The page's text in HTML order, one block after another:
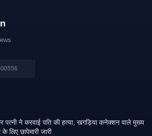
पत्नी ने करवाई पति की हत्या, खगड़िया कनेक्शन वाले मुख्य
के लिए छापेमारी जारी